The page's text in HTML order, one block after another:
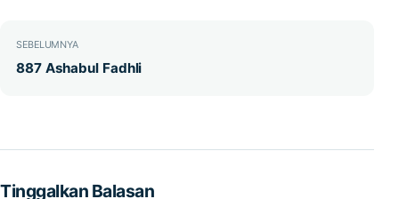
Navigasi pos
SEBELUMNYA
887 Ashabul Fadhli
Tinggalkan Balasan